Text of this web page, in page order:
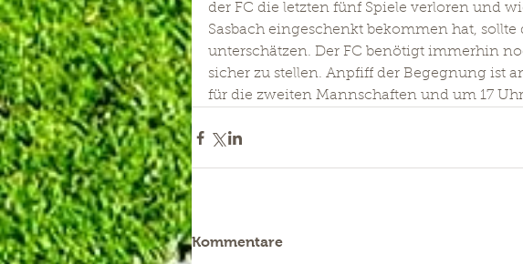
der FC die letzten fünf Spiele verloren und
Sasbach eingeschenkt bekommen hat,
unterschätzen. Der FC benötigt immerhin
sicher zu stellen. Anpfiff der Begegnung ist
für die zweiten Mannschaften und um 17
Kommentare